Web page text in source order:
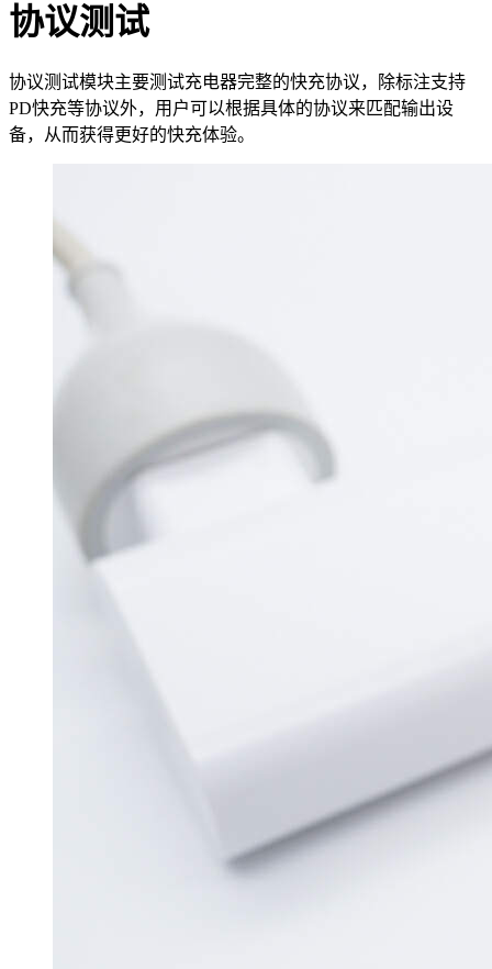
协议测试
协议测试模块主要测试充电器完整的快充协议，除标注支持
PD快充等协议外，用户可以根据具体的协议来匹配输出设
备，从而获得更好的快充体验。